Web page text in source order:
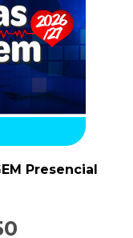
Presencial